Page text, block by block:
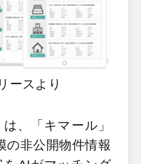
ースより
、「キマール」
の非公開物件情報